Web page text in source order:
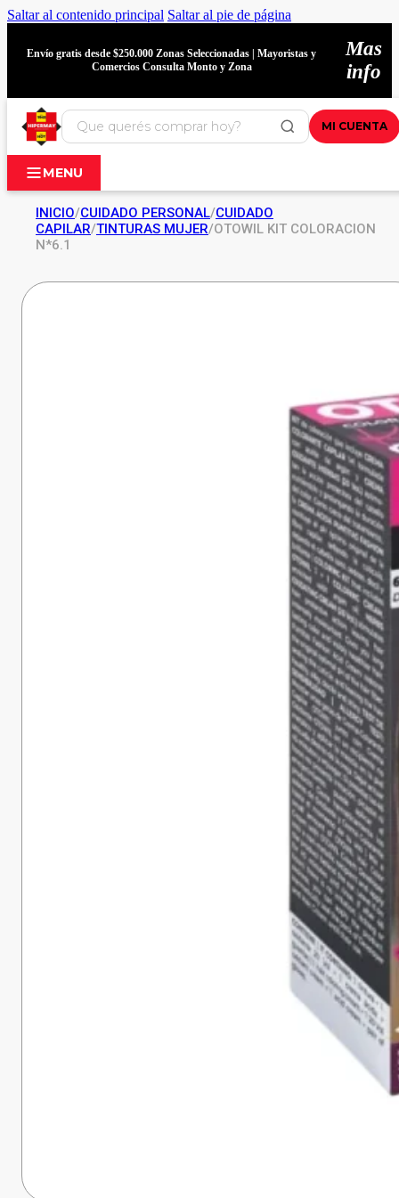
Saltar al contenido principal Saltar al pie de página
Envío gratis desde $250.000 Zonas Seleccionadas | Mayoristas y
Comercios Consulta Monto y Zona
Mas
info
MI CUENTA
MENU
INICIO/CUIDADO PERSONAL/CUIDADO
CAPILAR/TINTURAS MUJER/OTOWIL KIT COLORACION
N*6.1